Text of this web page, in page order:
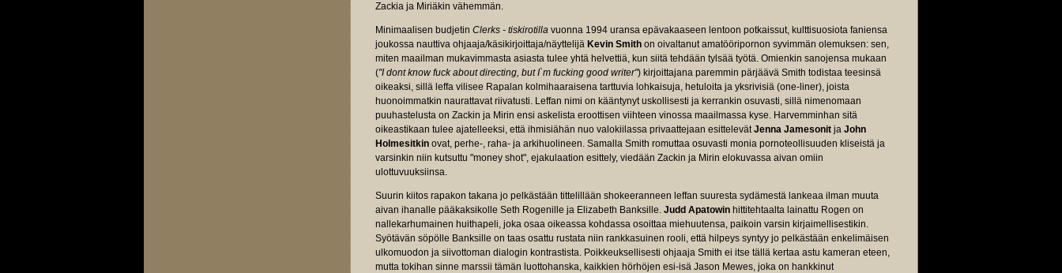
Zackia ja Miriäkin vähemmän.
Minimaalisen budjetin Clerks - tiskirotilla vuonna 1994 uransa epävakaaseen lentoon potkaissut, kulttisuosiota faniensa
joukossa nauttiva ohjaaja/käsikirjoittaja/näyttelijä Kevin Smith on oivaltanut amatööripornon syvimmän olemuksen: sen,
miten maailman mukavimmasta asiasta tulee yhtä helvettiä, kun siitä tehdään tylsää työtä. Omienkin sanojensa mukaan
("I dont know fuck about directing, but I`m fucking good writer") kirjoittajana paremmin pärjäävä Smith todistaa teesinsä
oikeaksi, sillä leffa vilisee Rapalan kolmihaaraisena tarttuvia lohkaisuja, hetuloita ja yksrivisiä (one-liner), joista
huonoimmatkin naurattavat riivatusti. Leffan nimi on kääntynyt uskollisesti ja kerrankin osuvasti, sillä nimenomaan
puuhastelusta on Zackin ja Mirin ensi askelista eroottisen viihteen vinossa maailmassa kyse. Harvemminhan sitä
oikeastikaan tulee ajatelleeksi, että ihmisiähän nuo valokiilassa privaattejaan esittelevätJenna Jamesonit ja John
Holmesitkin ovat, perhe-, raha- ja arkihuolineen. Samalla Smith romuttaa osuvasti monia pornoteollisuuden kliseistä ja
varsinkin niin kutsuttu "money shot", ejakulaation esittely, viedään Zackin ja Mirin elokuvassa aivan omiin
ulottuvuuksiinsa.
Suurin kiitos rapakon takana jo pelkästään tittelillään shokeeranneen leffan suuresta sydämestä lankeaa ilman muuta
aivan ihanalle pääkaksikolle Seth Rogenille ja Elizabeth Banksille. Judd Apatowin hittitehtaalta lainattu Rogen on
nallekarhumainen huithapeli, joka osaa oikeassa kohdassa osoittaa miehuutensa, paikoin varsin kirjaimellisestikin.
Syötävän söpölle Banksille on taas osattu rustata niin rankkasuinen rooli, että hilpeys syntyy jo pelkästään enkelimäisen
ulkomuodon ja siivottoman dialogin kontrastista. Poikkeuksellisesti ohjaaja Smith ei itse tällä kertaa astu kameran eteen,
mutta tokihan sinne marssii tämän luottohanska, kaikkien hörhöjen esi-isä Jason Mewes, joka on hankkinut